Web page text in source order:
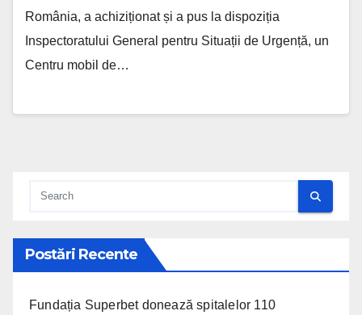
România, a achiziționat și a pus la dispoziția
Inspectoratului General pentru Situații de Urgență, un
Centru mobil de…
Postări Recente
Fundația Superbet donează spitalelor 110